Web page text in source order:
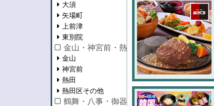
大須
矢場町
上前津
東別院
金山・神宮前・熱田区
金山
神宮前
熱田
熱田区その他
鶴舞・八事・御器所